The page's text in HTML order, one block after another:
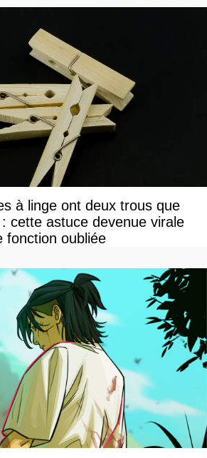
à linge ont deux trous que
cette astuce devenue virale
fonction oubliée